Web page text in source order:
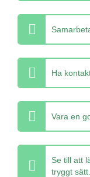
Ha
Vara en
Se till att
tryggt sätt.